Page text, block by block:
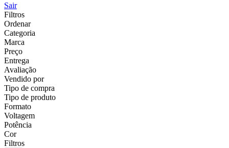
Sair
Filtros
Ordenar
Categoria
Marca
Preço
Entrega
Avaliação
Vendido por
Tipo de compra
Tipo de produto
Formato
Voltagem
Potência
Cor
Filtros